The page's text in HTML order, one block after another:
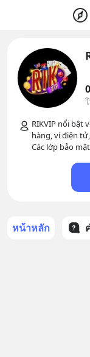
0
RIKVIP nổi bật
hàng, ví điện
Các lớp bảo mật
หน้าหลัก